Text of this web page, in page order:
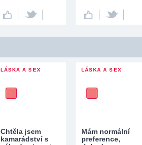
LÁSKA A SEX
Chtěla jsem
kamarádství s
LÁSKA A SEX
Mám normální
preference,